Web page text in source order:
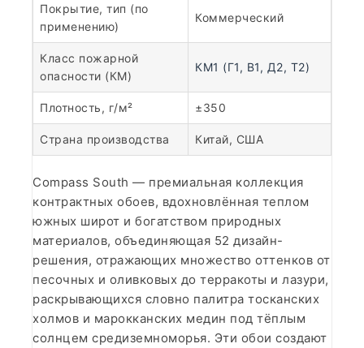
Покрытие, тип (по
применению)
Коммерческий
Класс пожарной
опасности (КМ)
КМ1 (Г1, В1, Д2, Т2)
Плотность, г/м² ±350
Страна производства Китай, США
Compass South — премиальная коллекция
контрактных обоев, вдохновлённая теплом
южных широт и богатством природных
материалов, объединяющая 52 дизайн-
решения, отражающих множество оттенков от
песочных и оливковых до терракоты и лазури,
раскрывающихся словно палитра тосканских
холмов и марокканских медин под тёплым
солнцем средиземноморья. Эти обои создают